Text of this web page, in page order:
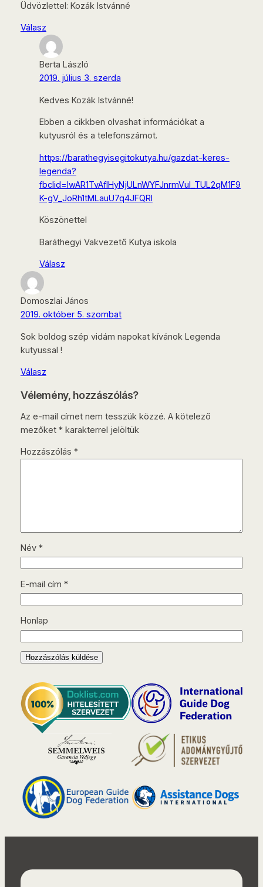
Üdvözlettel: Kozák Istvánné
Válasz
Berta László
2019. július 3. szerda
Kedves Kozák Istvánné!
Ebben a cikkben olvashat információkat a
kutyusról és a telefonszámot.
https://barathegyisegitokutya.hu/gazdat-keres-
legenda?
fbclid=IwAR1TvAfIHyNjULnWYFJnrmVul_TUL2qM1F9
K-gV_JoRh1tMLauU7q4JFQRI
Köszönettel
Baráthegyi Vakvezető Kutya iskola
Válasz
Domoszlai János
2019. október 5. szombat
Sok boldog szép vidám napokat kívánok Legenda
kutyussal !
Válasz
Vélemény, hozzászólás?
Az e-mail címet nem tesszük közzé. A kötelező
mezőket *karakterrel jelöltük
Hozzászólás *
Név *
E-mail cím *
Honlap